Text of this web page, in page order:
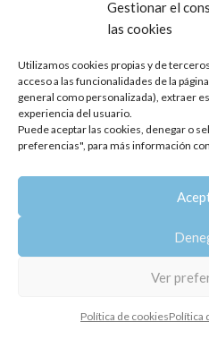
Gestionar el
las cookies
Utilizamos cookies propias y de
acceso a las funcionalidades de la
general como personalizada), extraer
experiencia del usuario.
Puede aceptar las cookies, denegar o
preferencias", para más información
Ver
Política de cookiesPolítica
Copyright 2014-2025
Todos los
Política de privacidad | Aviso